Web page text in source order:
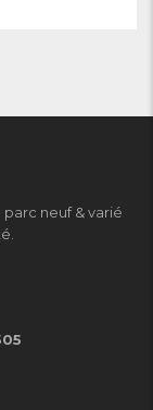
neuf & varié